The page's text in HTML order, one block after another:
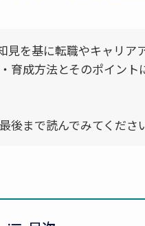
見を基に転職やキャリア
育成方法とそのポイント
後まで読んでみてくださ